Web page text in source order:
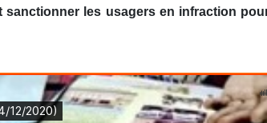
sanctionner les usagers en infraction